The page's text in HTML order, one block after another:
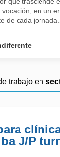
en un
de cada
trabajo en
J/P